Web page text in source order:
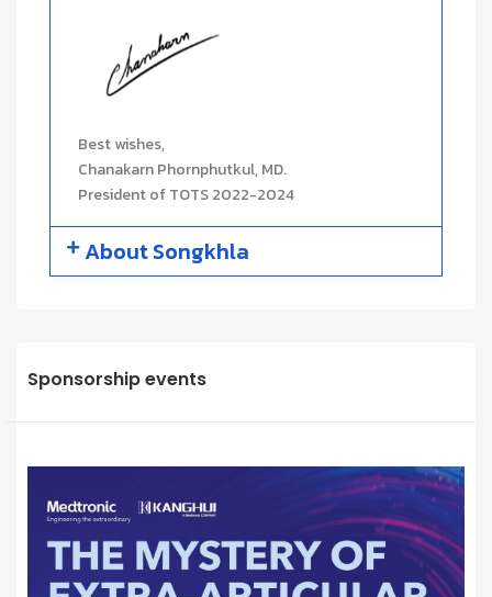
Best wishes,
Chanakarn Phornphutkul, MD.
President of TOTS 2022-2024
About Songkhla
Sponsorship events